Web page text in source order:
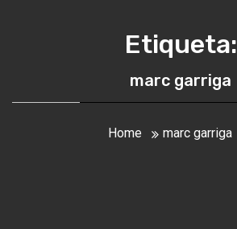
Etiqueta:
marc garriga
Home marc garriga